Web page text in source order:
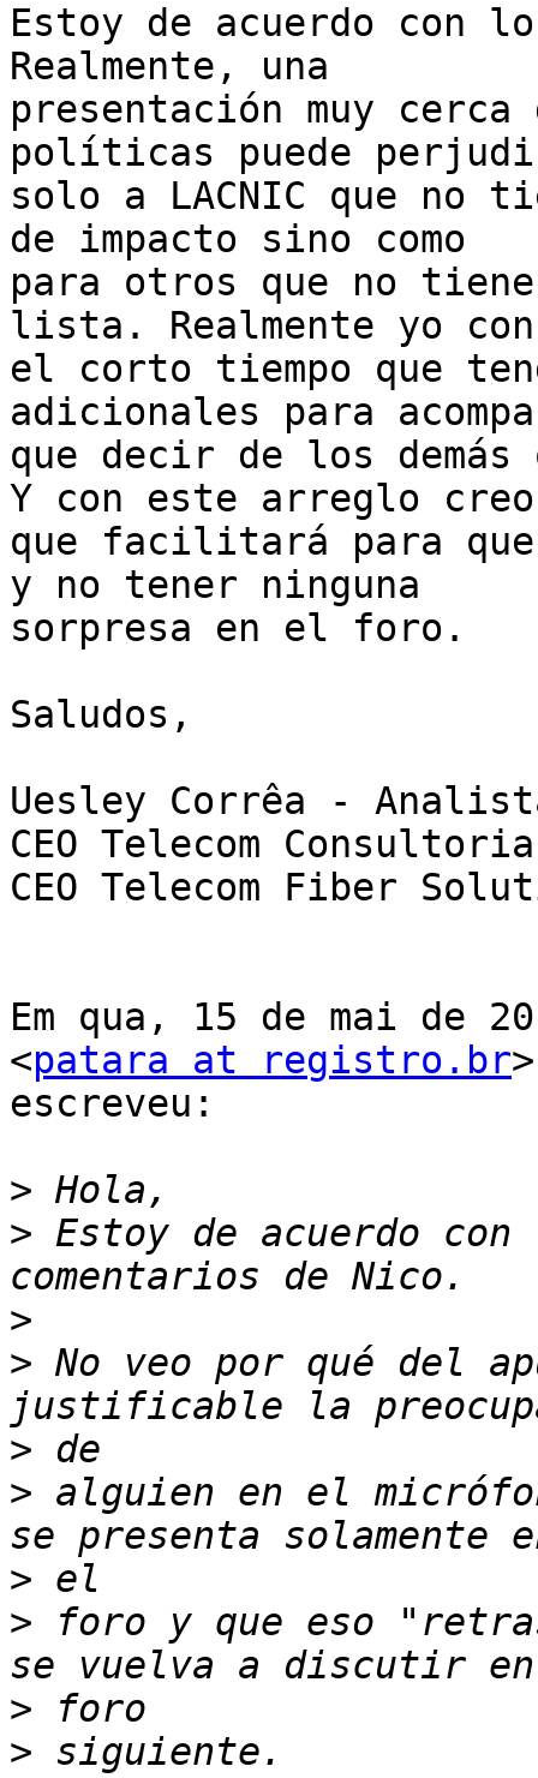
Estoy de acuerdo con
Realmente, una
presentación muy
políticas puede
solo a LACNIC que no
de impacto sino como
para otros que no
lista. Realmente yo con
el corto tiempo que
adicionales para
que decir de los
Y con este arreglo creo
que facilitará para que
y no tener ninguna
sorpresa en el foro.
Saludos,
Uesley Corrêa -
CEO Telecom
CEO Telecom Fiber
Em qua, 15 de mai de
<patara at registro.br>
escreveu:
>
> Estoy de acuerdo
>
> No veo por qué del
>
> alguien en el
>
> foro y que eso
>
>